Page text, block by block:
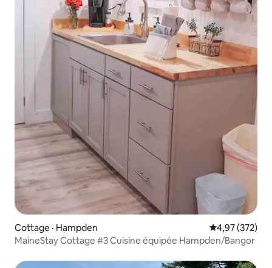
Cottage · Hampden Note
4,97 (372)
MaineStay Cottage #3 Cuisine équipée Hampden/Bangor